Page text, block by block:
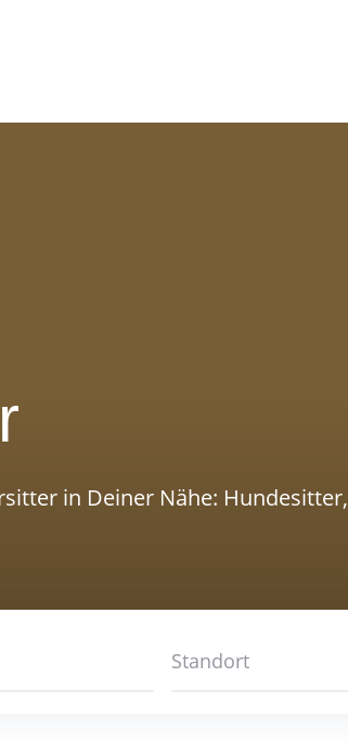
in Deiner Nähe: Hundesitter,